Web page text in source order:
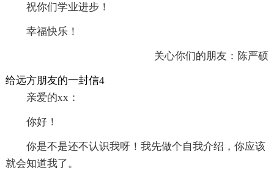
祝你们学业进步！
幸福快乐！
关心你们的朋友：陈严硕
给远方朋友的一封信4
亲爱的xx：
你好！
你是不是还不认识我呀！我先做个自我介绍，你应该
就会知道我了。